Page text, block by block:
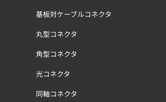
基板対ケーブルコネクタ
丸型コネクタ
角型コネクタ
光コネクタ
同軸コネクタ